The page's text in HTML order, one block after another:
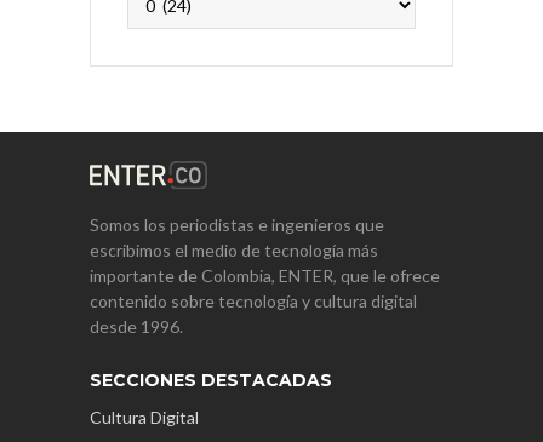
Somos los periodistas e ingenieros que
escribimos el medio de tecnología más
importante de Colombia, ENTER, que le ofrece
contenido sobre tecnología y cultura digital
desde 1996.
SECCIONES DESTACADAS
Cultura Digital